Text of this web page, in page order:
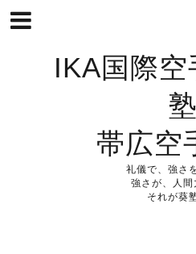
IKA国際
塾
帯広空
礼儀で、強さ
強さが、人間
それが葵